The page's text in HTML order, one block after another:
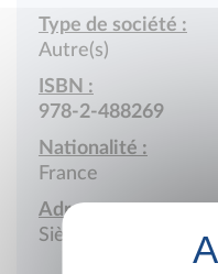
Type de société :
Autre(s)
ISBN :
978-2-488269
Nationalité :
France
Adresse :
Siège social